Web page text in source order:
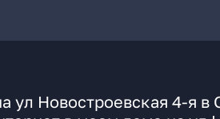
ул Новостроевская 4-я в